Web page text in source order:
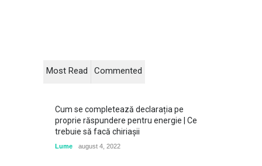
Most Read Commented
Cum se completează declarația pe
proprie răspundere pentru energie | Ce
trebuie să facă chiriașii
Lume august 4, 2022